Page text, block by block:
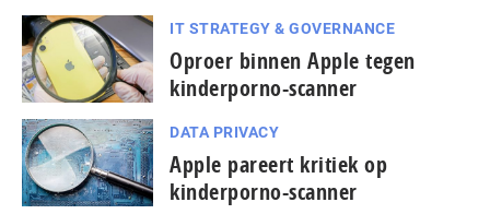
IT STRATEGY & GOVERNANCE
Oproer binnen Apple tegen
kinderporno-scanner
DATA PRIVACY
Apple pareert kritiek op
kinderporno-scanner